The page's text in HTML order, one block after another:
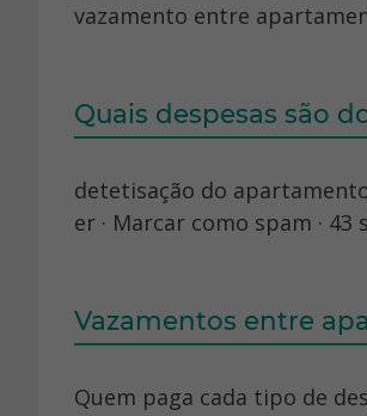
vazamento entre
Quais despesas são
detetisação do
er · Marcar como spam ·
Vazamentos entre
Quem paga cada tipo de